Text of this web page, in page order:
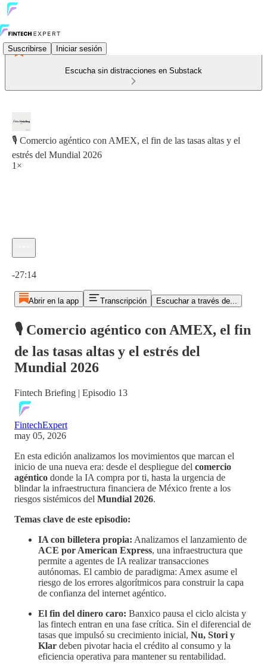
Suscribirse Iniciar sesión
Escucha sin distracciones en Substack
🎙️ Comercio agéntico con AMEX, el fin de las tasas altas y el
estrés del Mundial 2026
1×
-27:14
Abrir en la app Transcripción Escuchar a través de...
🎙️ Comercio agéntico con AMEX, el fin
de las tasas altas y el estrés del
Mundial 2026
Fintech Briefing | Episodio 13
FintechExpert
may 05, 2026
En esta edición analizamos los movimientos que marcan el
inicio de una nueva era: desde el despliegue del comercio
agéntico donde la IA compra por ti, hasta la urgencia de
blindar la infraestructura financiera de México frente a los
riesgos sistémicos del Mundial 2026.
Temas clave de este episodio:
IA con billetera propia: Analizamos el lanzamiento de
ACE por American Express, una infraestructura que
permite a agentes de IA realizar transacciones
autónomas. El cambio de paradigma: Amex asume el
riesgo de los errores algorítmicos para construir la capa
de confianza del internet agéntico.
El fin del dinero caro: Banxico pausa el ciclo alcista y
las fintech entran en una fase crítica. Sin el diferencial de
tasas que impulsó su crecimiento inicial, Nu, Stori y
Klar deben pivotar hacia el crédito al consumo y la
eficiencia operativa para mantener su rentabilidad.